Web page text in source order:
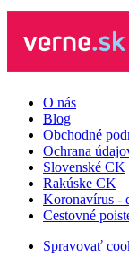
O nás
Blog
Obchodné
Ochrana
Slovenské CK
Rakúske CK
Koronavírus -
Cestovné
Spravovať